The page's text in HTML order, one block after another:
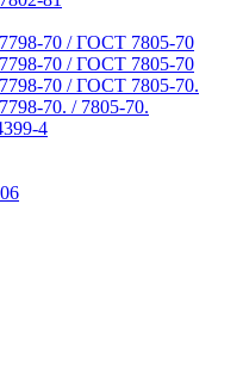
70 / ГОСТ 7805-70
70 / ГОСТ 7805-70
70 / ГОСТ 7805-70.
70. / 7805-70.
4